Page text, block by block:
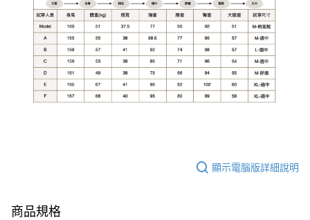
顯示電腦版詳細說明
商品規格